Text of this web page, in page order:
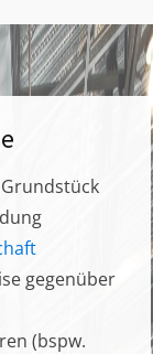
gegenüber
(bspw.